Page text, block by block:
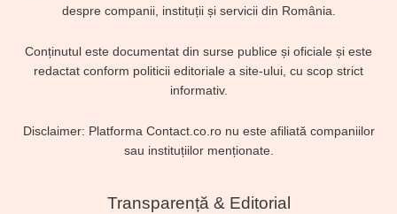
despre companii, instituții și servicii din România.
Conținutul este documentat din surse publice și oficiale și este
redactat conform politicii editoriale a site-ului, cu scop strict
informativ.
Disclaimer: Platforma Contact.co.ro nu este afiliată companiilor
sau instituțiilor menționate.
Transparență & Editorial